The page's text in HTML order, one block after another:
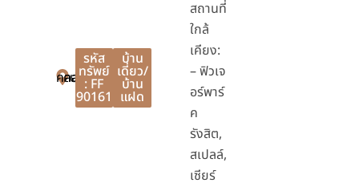
คลองหลวง
คลองหลวง
ปทุมธานี
รหัส
ทรัพย์
: FF
90161
บ้าน
เดี่ยว/
บ้าน
แฝด
สถานที่
ใกล้
เคียง:
– ฟิวเจ
อร์พาร์
ค
รังสิต,
สเปลล์,
เซียร์